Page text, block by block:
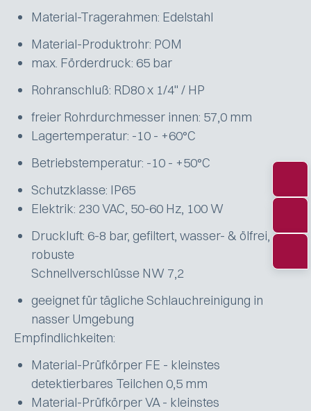
Material-Tragerahmen: Edelstahl
Material-Produktrohr: POM
max. Förderdruck: 65 bar
Rohranschluß: RD80 x 1/4" / HP
freier Rohrdurchmesser innen: 57,0 mm
Lagertemperatur: -10 - +60°C
Betriebstemperatur: -10 - +50°C
Schutzklasse: IP65
Elektrik: 230 VAC, 50-60 Hz, 100 W
Druckluft: 6-8 bar, gefiltert, wasser- & ölfrei,
robuste
Schnellverschlüsse NW 7,2
geeignet für tägliche Schlauchreinigung in
nasser Umgebung
Empfindlichkeiten:
Material-Prüfkörper FE - kleinstes
detektierbares Teilchen 0,5 mm
Material-Prüfkörper VA - kleinstes